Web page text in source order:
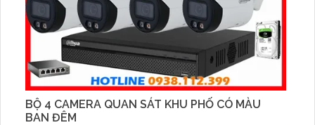
BỘ 4 CAMERA QUAN SÁT KHU PHỐ CÓ MÀU
BAN ĐÊM